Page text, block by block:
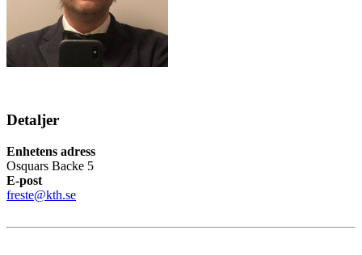
Detaljer
Enhetens adress
Osquars Backe 5
E-post
freste@kth.se